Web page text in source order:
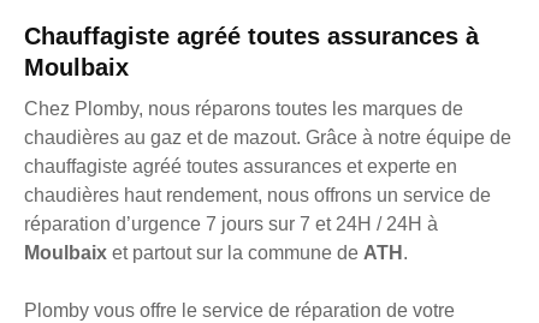
Chauffagiste agréé toutes assurances à
Moulbaix
Chez Plomby, nous réparons toutes les marques de
chaudières au gaz et de mazout. Grâce à notre équipe de
chauffagiste agréé toutes assurances et experte en
chaudières haut rendement, nous offrons un service de
réparation d’urgence 7 jours sur 7 et 24H / 24H à
Moulbaix et partout sur la commune de ATH .
Plomby vous offre le service de réparation de votre